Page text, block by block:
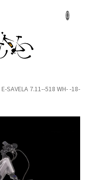
E-SAVELA 7.11--518 WH- -18-